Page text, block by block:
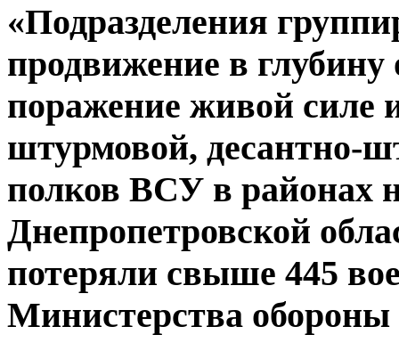
«Подразделения
продвижение в
поражение живой силе
штурмовой, десантно-
полков ВСУ в районах
Днепропетровской
потеряли свыше 445
Министерства